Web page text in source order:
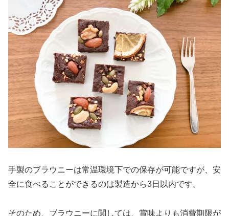
手製のブラウニーは常温環境下での保存が可能ですが、安
全に食べることができるのは製造から3日以内です。
そのため、ブラウニーに関しては、賞味よりも消費期限が